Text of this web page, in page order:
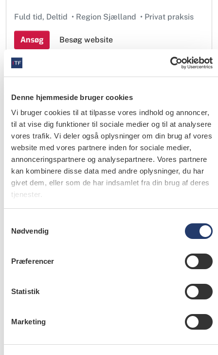
Denne hjemmeside bruger cookies
Vi bruger cookies til at tilpasse vores indhold og annoncer,
til at vise dig funktioner til sociale medier og til at analysere
vores trafik. Vi deler også oplysninger om din brug af vores
website med vores partnere inden for sociale medier,
annonceringspartnere og analysepartnere. Vores partnere
kan kombinere disse data med andre oplysninger, du har
givet dem, eller som de har indsamlet fra din brug af deres
tjenester.
Nødvendig
Præferencer
Statistik
Marketing
Fuld tid, Deltid • Region Sjælland • Privat praksis
Ansøg Besøg website
Amager Tandklinik • Klinikassistentelev
Klinikassistentelev til moderne klinik
på Amager
Fuld tid, Deltid, Vikariat, Studiejob,
Virksomhedspraktik for tandlæger •Region
Hovedstaden •Privat praksis
Ansøg Besøg website
17-07-2026
Erfaren tandlæge søges – god
praksis